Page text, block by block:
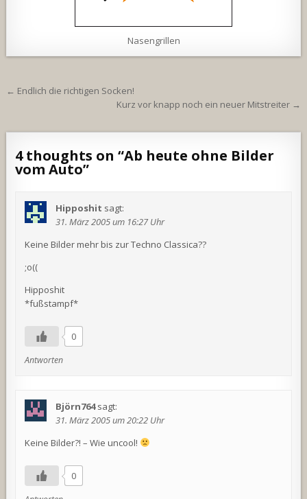
Nasengrillen
Beitragsnavigation
← Endlich die richtigen Socken!
Kurz vor knapp noch ein neuer Mitstreiter →
4 thoughts on “Ab heute ohne Bilder
vom Auto”
Hipposhit sagt:
31. März 2005 um 16:27 Uhr
Keine Bilder mehr bis zur Techno Classica??
;o((
Hipposhit
*fußstampf*
0
Antworten
Björn764sagt:
31. März 2005 um 20:22 Uhr
Keine Bilder?! – Wie uncool!
0